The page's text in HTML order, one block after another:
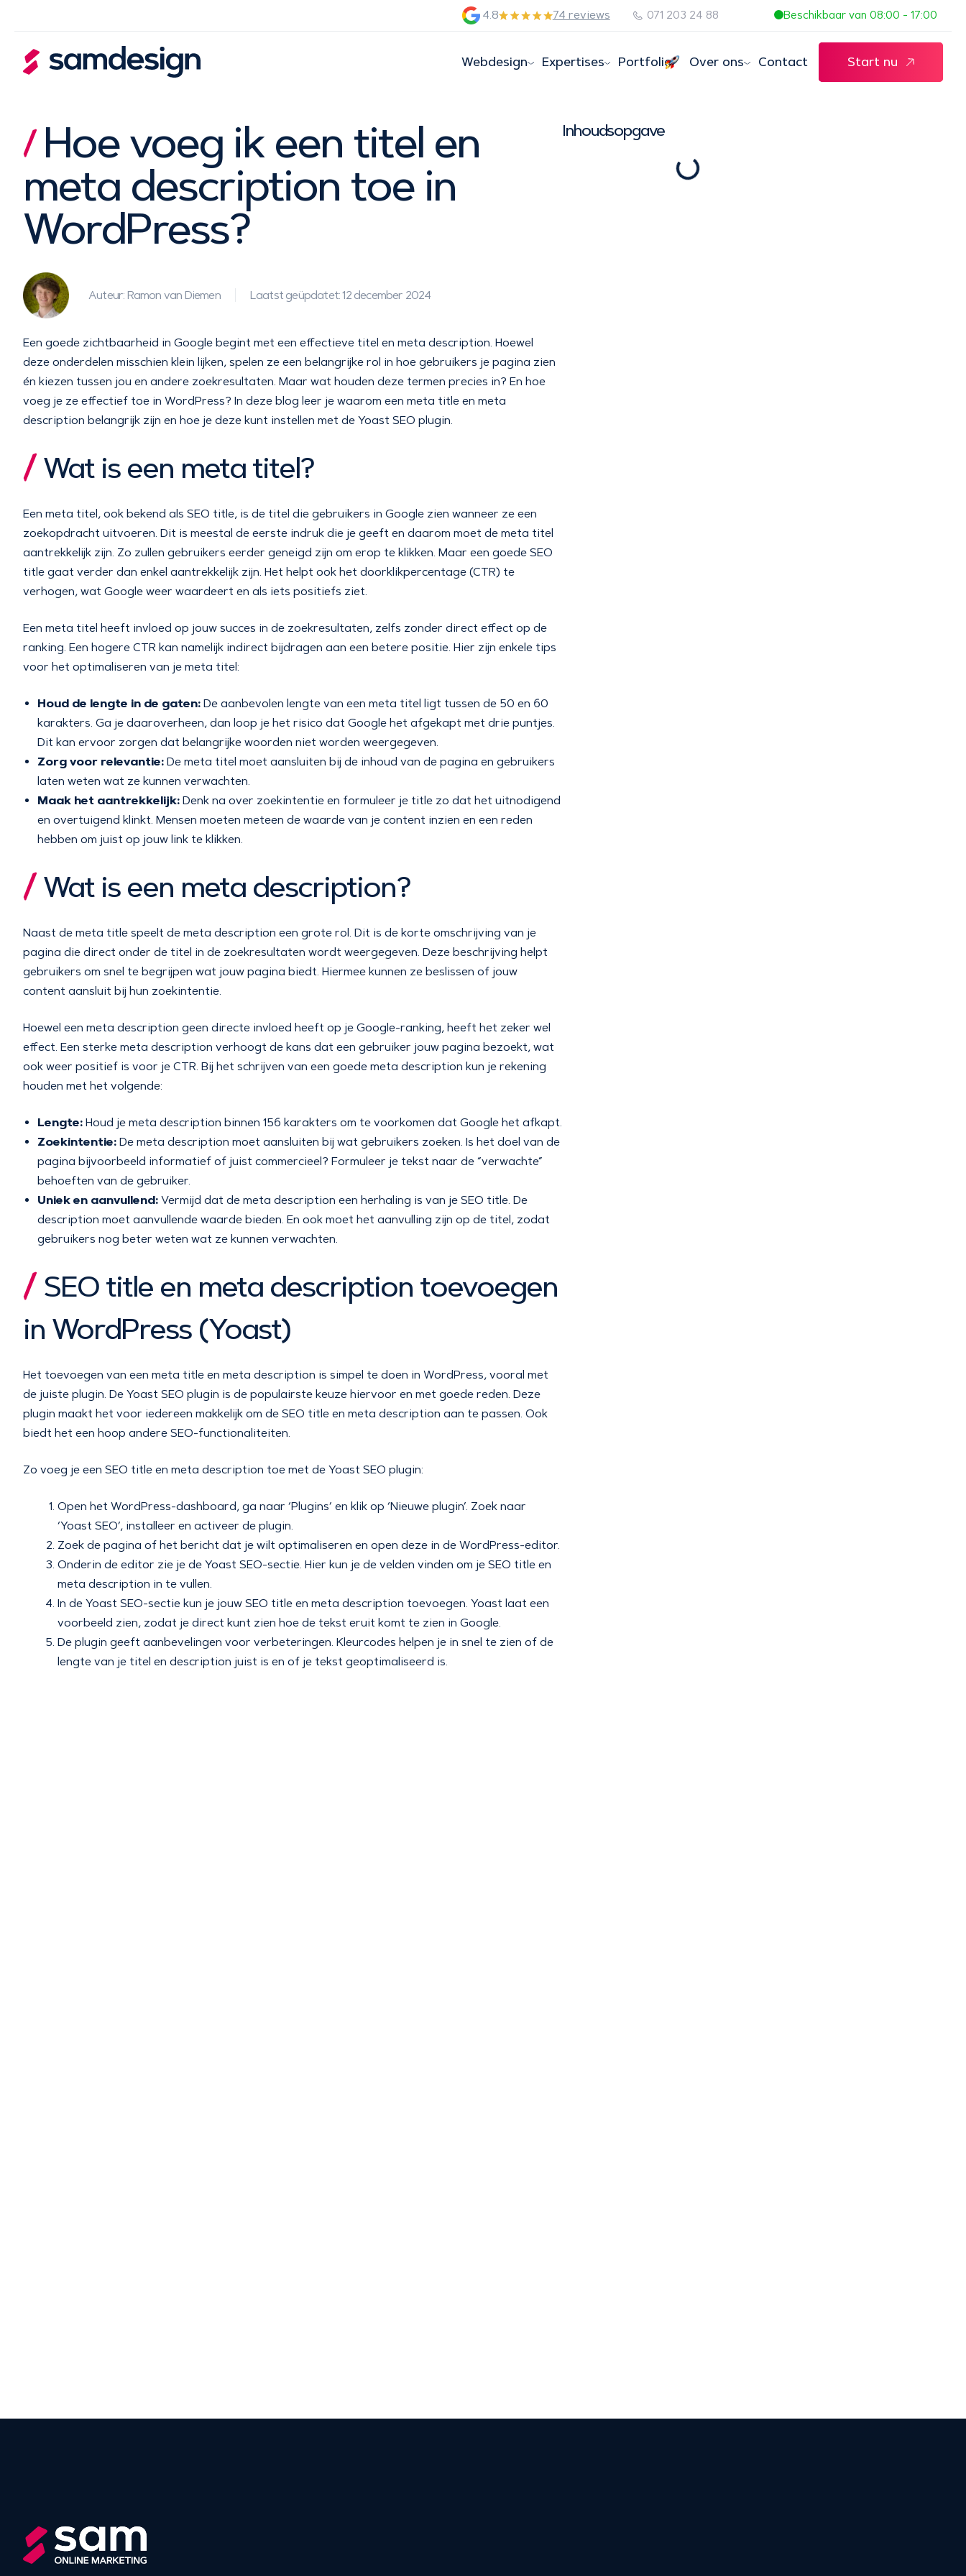
4.8 74 reviews 071 203 24 88 Beschikbaar van 08:00 - 17:00
Webdesign Expertises Portfolio Over ons Contact Start nu
Hoe voeg ik een titel en
meta description toe in
WordPress?
Auteur: Ramon van Diemen Laatst geüpdatet: 12 december 2024
Een goede zichtbaarheid in Google begint met een effectieve titel en meta description. Hoewel
deze onderdelen misschien klein lijken, spelen ze een belangrijke rol in hoe gebruikers je pagina zien
én kiezen tussen jou en andere zoekresultaten. Maar wat houden deze termen precies in? En hoe
voeg je ze effectief toe in WordPress? In deze blog leer je waarom een meta title en meta
description belangrijk zijn en hoe je deze kunt instellen met de Yoast SEO plugin.
Wat is een meta titel?
Een meta titel, ook bekend als SEO title, is de titel die gebruikers in Google zien wanneer ze een
zoekopdracht uitvoeren. Dit is meestal de eerste indruk die je geeft en daarom moet de meta titel
aantrekkelijk zijn. Zo zullen gebruikers eerder geneigd zijn om erop te klikken. Maar een goede SEO
title gaat verder dan enkel aantrekkelijk zijn. Het helpt ook het doorklikpercentage (CTR) te
verhogen, wat Google weer waardeert en als iets positiefs ziet.
Een meta titel heeft invloed op jouw succes in de zoekresultaten, zelfs zonder direct effect op de
ranking. Een hogere CTR kan namelijk indirect bijdragen aan een betere positie. Hier zijn enkele tips
voor het optimaliseren van je meta titel:
Houd de lengte in de gaten: De aanbevolen lengte van een meta titel ligt tussen de 50 en 60
karakters. Ga je daaroverheen, dan loop je het risico dat Google het afgekapt met drie puntjes.
Dit kan ervoor zorgen dat belangrijke woorden niet worden weergegeven.
Zorg voor relevantie: De meta titel moet aansluiten bij de inhoud van de pagina en gebruikers
laten weten wat ze kunnen verwachten.
Maak het aantrekkelijk: Denk na over zoekintentie en formuleer je title zo dat het uitnodigend
en overtuigend klinkt. Mensen moeten meteen de waarde van je content inzien en een reden
hebben om juist op jouw link te klikken.
Wat is een meta description?
Naast de meta title speelt de meta description een grote rol. Dit is de korte omschrijving van je
pagina die direct onder de titel in de zoekresultaten wordt weergegeven. Deze beschrijving helpt
gebruikers om snel te begrijpen wat jouw pagina biedt. Hiermee kunnen ze beslissen of jouw
content aansluit bij hun zoekintentie.
Hoewel een meta description geen directe invloed heeft op je Google-ranking, heeft het zeker wel
effect. Een sterke meta description verhoogt de kans dat een gebruiker jouw pagina bezoekt, wat
ook weer positief is voor je CTR. Bij het schrijven van een goede meta description kun je rekening
houden met het volgende:
Lengte: Houd je meta description binnen 156 karakters om te voorkomen dat Google het afkapt.
Zoekintentie: De meta description moet aansluiten bij wat gebruikers zoeken. Is het doel van de
pagina bijvoorbeeld informatief of juist commercieel? Formuleer je tekst naar de “verwachte”
behoeften van de gebruiker.
Uniek en aanvullend: Vermijd dat de meta description een herhaling is van je SEO title. De
description moet aanvullende waarde bieden. En ook moet het aanvulling zijn op de titel, zodat
gebruikers nog beter weten wat ze kunnen verwachten.
SEO title en meta description toevoegen
in WordPress (Yoast)
Het toevoegen van een meta title en meta description is simpel te doen in WordPress, vooral met
de juiste plugin. De Yoast SEO plugin is de populairste keuze hiervoor en met goede reden. Deze
plugin maakt het voor iedereen makkelijk om de SEO title en meta description aan te passen. Ook
biedt het een hoop andere SEO-functionaliteiten.
Zo voeg je een SEO title en meta description toe met de Yoast SEO plugin:
Open het WordPress-dashboard, ga naar ‘Plugins’ en klik op ‘Nieuwe plugin’. Zoek naar
‘Yoast SEO’, installeer en activeer de plugin.
Zoek de pagina of het bericht dat je wilt optimaliseren en open deze in de WordPress-editor.
Onderin de editor zie je de Yoast SEO-sectie. Hier kun je de velden vinden om je SEO title en
meta description in te vullen.
In de Yoast SEO-sectie kun je jouw SEO title en meta description toevoegen. Yoast laat een
voorbeeld zien, zodat je direct kunt zien hoe de tekst eruit komt te zien in Google.
De plugin geeft aanbevelingen voor verbeteringen. Kleurcodes helpen je in snel te zien of de
lengte van je titel en description juist is en of je tekst geoptimaliseerd is.
Inhoudsopgave